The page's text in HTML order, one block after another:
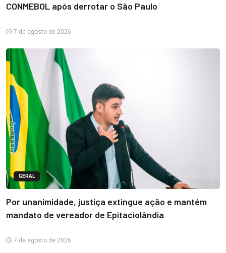
CONMEBOL após derrotar o São Paulo
7 de agosto de 2026
GERAL
Por unanimidade, justiça extingue ação e mantém
mandato de vereador de Epitaciolândia
7 de agosto de 2026